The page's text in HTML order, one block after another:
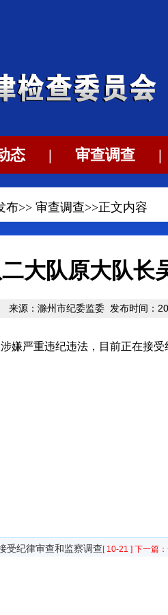
态 | 审查调查 |
布>> 审查调查>>正文内容
大队原大队长
来源：滁州市纪委监委 发布时间：
嫌严重违纪违法，目前正在接受
受纪律审查和监察调查[ 10-21 ] 下一篇：